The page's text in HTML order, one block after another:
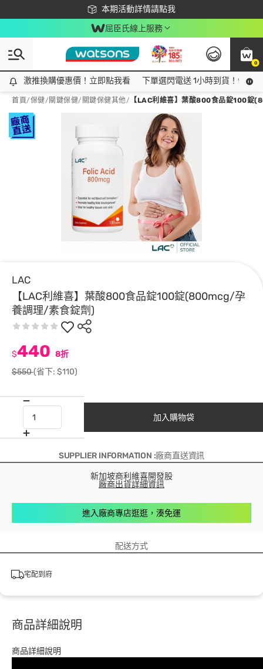
本期活動詳情請點我
下載app最高回饋$350
屈臣氏線上服務
0
激推換購優惠價！立即點我看
激推換購優惠價！立即點我看 下單選閃電送 1小時到貨！領神
首頁/保健/ 關鍵保健/ 關鍵保健其他/ 【LAC利維喜】葉酸800食品錠100錠
LAC
【LAC利維喜】葉酸800食品錠100錠(800mcg/孕
養調理/素食錠劑)
$440 8折
$550(省下: $110)
加入購物袋
SUPPLIER INFORMATION :廠商直送資訊
新加坡商利維喜開發股
廠商出貨詳細資訊
進入廠商專店逛逛，湊免運
配送方式
宅配到府
商品詳細說明
商品詳細說明